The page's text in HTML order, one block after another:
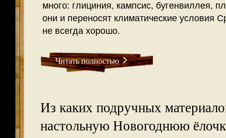
много: глициния, кампсис, бугенвиллея,
они и переносят климатические условия
не всегда хорошо.
Читать полностью
Из каких подручных
настольную Новогоднюю